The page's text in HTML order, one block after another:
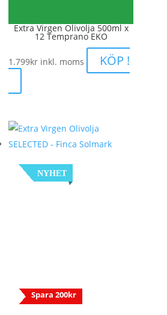
Extra Virgen Olivolja 500ml x
12 Temprano EKO
1.799kr inkl. moms KÖP !
NYHET
Spara 200kr